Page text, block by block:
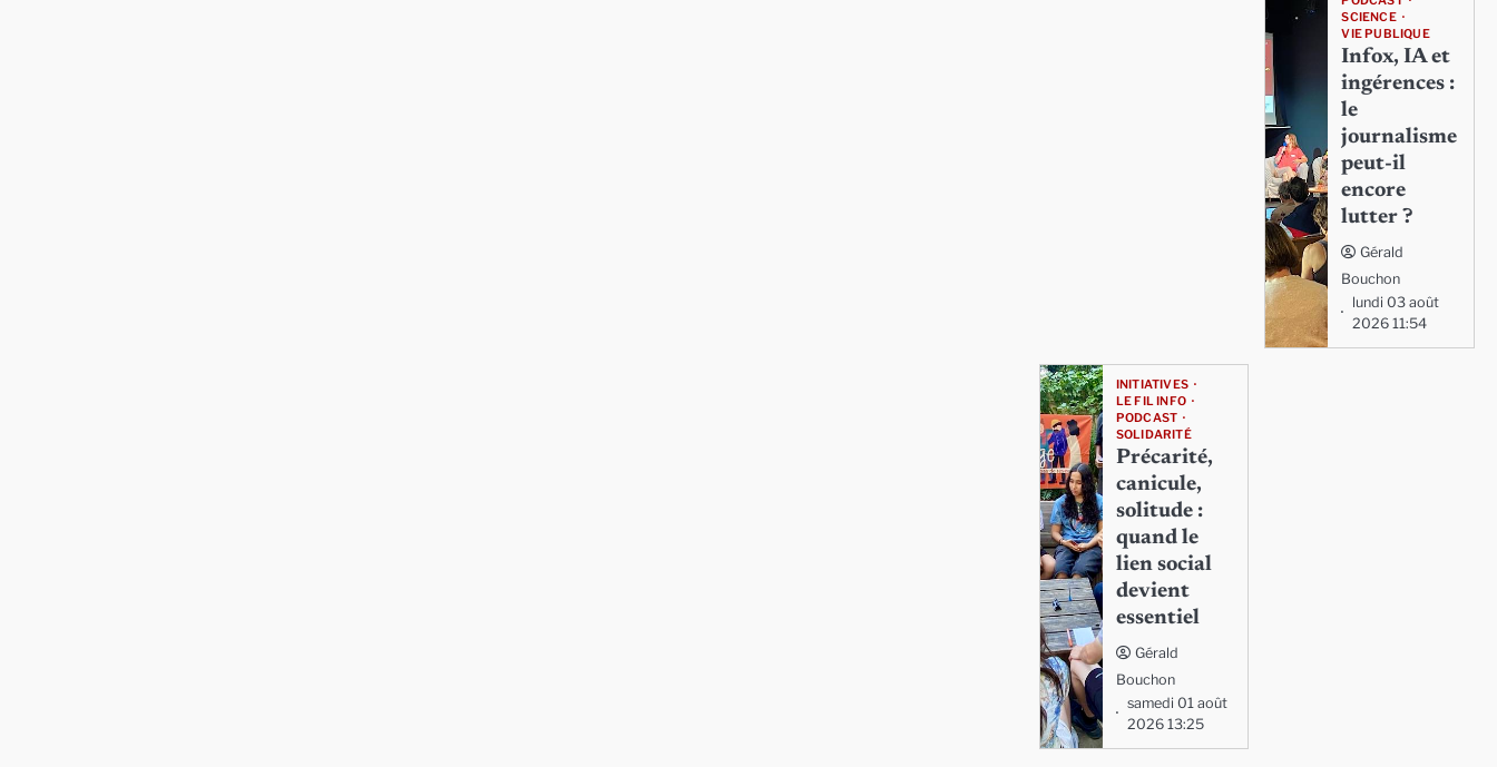
SCIENCE
VIE PUBLIQUE
Infox, IA et
ingérences :
le
journalisme
peut-il
encore
lutter ?
Gérald
Bouchon
lundi 03 août
2026 11:54
INITIATIVES
LE FIL INFO
PODCAST
SOLIDARITÉ
Précarité,
canicule,
solitude :
quand le
lien social
devient
essentiel
Gérald
Bouchon
samedi 01 août
2026 13:25